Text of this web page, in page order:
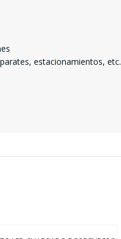
estacionamientos, etc.